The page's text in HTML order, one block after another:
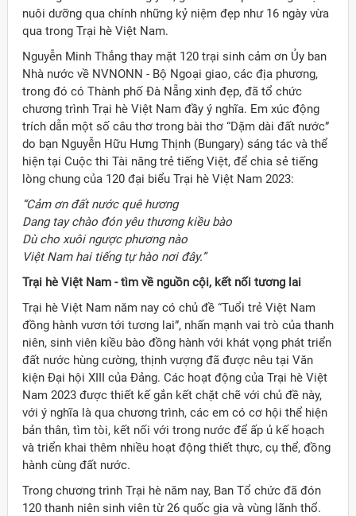
nuôi dưỡng qua chính những kỷ niệm đẹp như 16 ngày vừa
qua trong Trại hè Việt Nam.
Nguyễn Minh Thắng thay mặt 120 trại sinh cảm ơn Ủy ban
Nhà nước về NVNONN - Bộ Ngoại giao, các địa phương,
trong đó có Thành phố Đà Nẵng xinh đẹp, đã tổ chức
chương trình Trại hè Việt Nam đầy ý nghĩa. Em xúc động
trích dẫn một số câu thơ trong bài thơ “Dặm dài đất nước”
do bạn Nguyễn Hữu Hưng Thịnh (Bungary) sáng tác và thể
hiện tại Cuộc thi Tài năng trẻ tiếng Việt, để chia sẻ tiếng
lòng chung của 120 đại biểu Trại hè Việt Nam 2023:
“Cảm ơn đất nước quê hương
Dang tay chào đón yêu thương kiều bào
Dù cho xuôi ngược phương nào
Việt Nam hai tiếng tự hào nơi đây.”
Trại hè Việt Nam - tìm về nguồn cội, kết nối tương lai
Trại hè Việt Nam năm nay có chủ đề “Tuổi trẻ Việt Nam
đồng hành vươn tới tương lai”, nhấn mạnh vai trò của thanh
niên, sinh viên kiều bào đồng hành với khát vọng phát triển
đất nước hùng cường, thịnh vượng đã được nêu tại Văn
kiện Đại hội XIII của Đảng. Các hoạt động của Trại hè Việt
Nam 2023 được thiết kế gắn kết chặt chẽ với chủ đề này,
với ý nghĩa là qua chương trình, các em có cơ hội thể hiện
bản thân, tìm tòi, kết nối với trong nước để ấp ủ kế hoạch
và triển khai thêm nhiều hoạt động thiết thực, cụ thể, đồng
hành cùng đất nước.
Trong chương trình Trại hè năm nay, Ban Tổ chức đã đón
120 thanh niên sinh viên từ 26 quốc gia và vùng lãnh thổ.